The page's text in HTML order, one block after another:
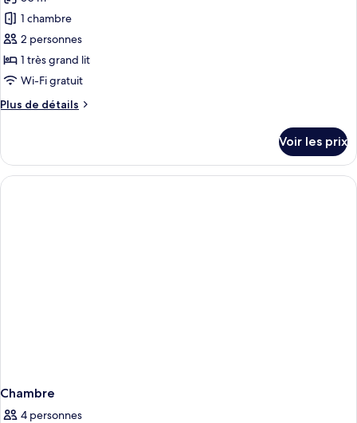
Signature
Corner
King)
photos
pour
ce
type
chambre :
1 chambre
2 personnes
1 très grand lit
Wi-Fi gratuit
Plus de détails
Plus
le
type
de
Voir les prix
Chambre
4 personnes